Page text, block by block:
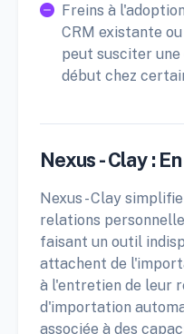
Freins à
CRM existante
peut susciter
début chez
Nexus - Clay :
Nexus - Clay
relations
faisant un outil
attachent de
à l'entretien de leur
d'importation
associée à des